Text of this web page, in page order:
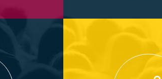
sempre per
La Regione Puglia torni